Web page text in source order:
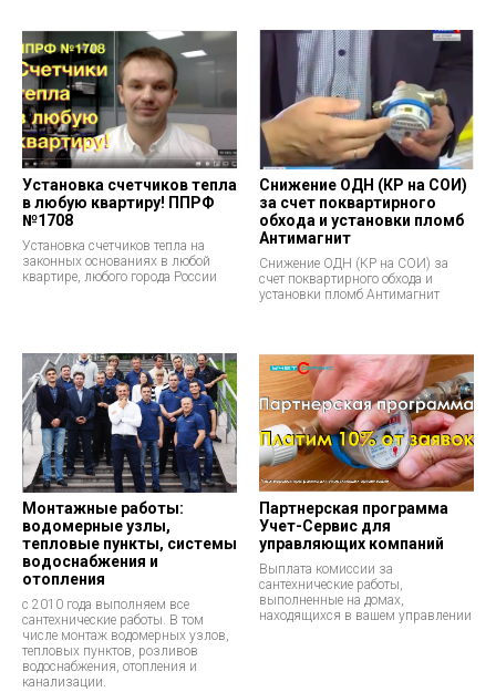
Установка счетчиков тепла
в любую квартиру! ППРФ
№1708
Установка счетчиков тепла на
законных основаниях в любой
квартире, любого города России
Снижение ОДН (КР на СОИ)
за счет поквартирного
обхода и установки пломб
Антимагнит
Снижение ОДН (КР на СОИ) за
счет поквартирного обхода и
установки пломб Антимагнит
Монтажные работы:
водомерные узлы,
тепловые пункты, системы
водоснабжения и
отопления
с 2010 года выполняем все
сантехнические работы. В том
числе монтаж водомерных узлов,
тепловых пунктов, розливов
водоснабжения, отопления и
канализации.
Партнерская программа
Учет-Сервис для
управляющих компаний
Выплата комиссии за
сантехнические работы,
выполненные на домах,
находящихся в вашем управлении